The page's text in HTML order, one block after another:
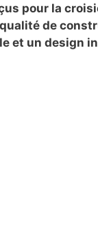
pour la
de
et un design